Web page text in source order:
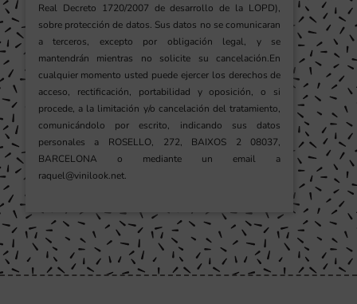
Real Decreto 1720/2007 de desarrollo de la LOPD),
sobre protección de datos. Sus datos no se comunicaran
a terceros, excepto por obligación legal, y se
mantendrán mientras no solicite su cancelación.En
cualquier momento usted puede ejercer los derechos de
acceso, rectificación, portabilidad y oposición, o si
procede, a la limitación y/o cancelación del tratamiento,
comunicándolo por escrito, indicando sus datos
personales a ROSELLO, 272, BAIXOS 2 08037,
BARCELONA o mediante un email a
raquel@vinilook.net.